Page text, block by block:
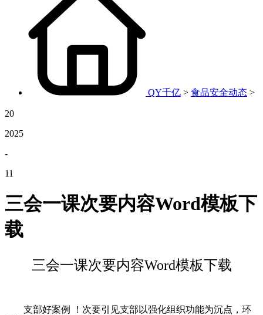
QY千亿 > 食品安全动态 >
20
2025
-
11
三会一课次要内容Word模板下
载
三会一课次要内容Word模板下载
支部好案例 ！次要引见支部以强化组织功能为沉点，环